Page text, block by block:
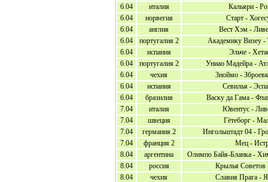
6.04
италия
Кальяри -
6.04
норвегия
Старт -
6.04
англия
Вест Хэм -
6.04
португалия 2
Академику Визеу -
6.04
испания
Эльче -
6.04
португалия 2
Униао Мадейра -
6.04
чехия
Зноймо -
6.04
испания
Севилья -
6.04
бразилия
Васку да Гама -
7.04
италия
Ювентус -
7.04
швеция
Гётеборг -
7.04
германия 2
Ингольштадт 04 -
7.04
франция 2
Мец -
8.04
аргентина
Олимпо Байя-Бланка -
8.04
россия
Крылья Советов
8.04
чехия
Славия Прага -